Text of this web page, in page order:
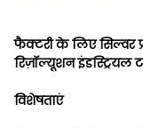
फैक्टरी के लिए सिल्वर
रिज़ॉल्यूशन इंडस्ट्रियल
विशेषताएं